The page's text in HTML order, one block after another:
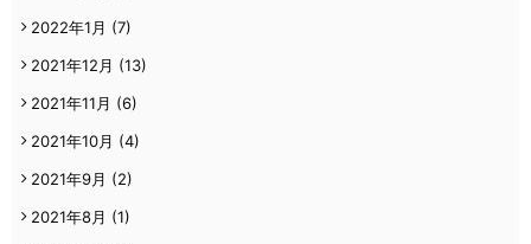
2022年1月 (7)
2021年12月 (13)
2021年11月 (6)
2021年10月 (4)
2021年9月 (2)
2021年8月 (1)